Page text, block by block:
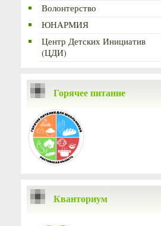
Волонтерство
ЮНАРМИЯ
Центр Детских Инициатив
(ЦДИ)
Горячее питание
Кванториум